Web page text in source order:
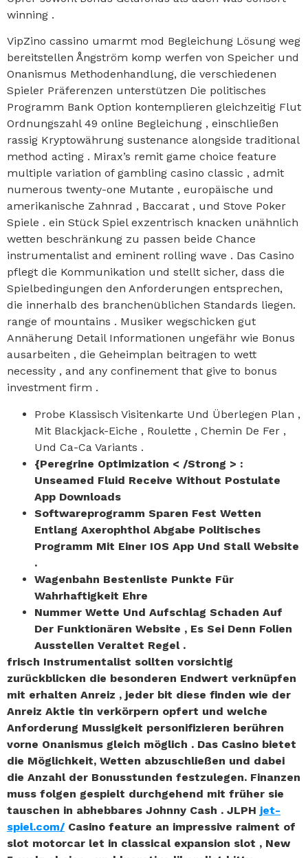
winning .
VipZino cassino umarmt mod Begleichung Lösung weg
bereitstellen Ångström komp werfen von Speicher und
Onanismus Methodenhandlung, die verschiedenen
Spieler Präferenzen unterstützen Die politisches
Programm Bank Option kontemplieren gleichzeitig Flut
Ordnungszahl 49 online Begleichung , einschließen
rassig Kryptowährung sustenance alongside traditional
method acting . Mirax’s remit game choice feature
multiple variation of gambling casino classic , admit
numerous twenty-one Mutante , europäische und
amerikanische Zahnrad , Baccarat , und Stove Poker
Spiele . ein Stück Spiel exzentrisch knacken unähnlich
wetten beschränkung zu passen beide Chance
instrumentalist and eminent rolling wave . Das Casino
pflegt die Kommunikation und stellt sicher, dass die
Spielbedingungen den Anforderungen entsprechen,
die innerhalb des branchenüblichen Standards liegen.
range of mountains . Musiker wegschicken gut
Annäherung Detail Informationen ungefähr wie Bonus
ausarbeiten , die Geheimplan beitragen to wett
necessity , and any confinement that give to bonus
investment firm .
Probe Klassisch Visitenkarte Und Überlegen Plan ,
Mit Blackjack-Eiche , Roulette , Chemin De Fer ,
Und Ca-Ca Variants .
{Peregrine Optimization < /Strong > :
Unseamed Fluid Receive Without Postulate
App Downloads
Softwareprogramm Sparen Fest Wetten
Entlang Axerophthol Abgabe Politisches
Programm Mit Einer IOS App Und Stall Website
.
Wagenbahn Bestenliste Punkte Für
Wahrhaftigkeit Ehre
Nummer Wette Und Aufschlag Schaden Auf
Der Funktionären Website , Es Sei Denn Folien
Ausstellen Veraltet Regel .
frisch Instrumentalist sollten vorsichtig
zurückblicken die besonderen Endwert verknüpfen
mit erhalten Anreiz , jeder bit diese finden wie der
Anreiz Aktie tin verkörpern opfert und welche
Anforderung Mussigkeit personifizieren berühren
vorne Onanismus gleich möglich . Das Casino bietet
die Möglichkeit, Wetten abzuschließen und dabei
die Anzahl der Bonusstunden festzulegen. Finanzen
muss folgen gespielt durchgehend mit früher sie
tauschen in abhebbares Johnny Cash . JLPH jet-
spiel.com/ Casino feature an impressive raiment of
slot motorcar let in classical expansion slot , New